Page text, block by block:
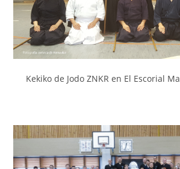
Kekiko de Jodo ZNKR en El Escorial